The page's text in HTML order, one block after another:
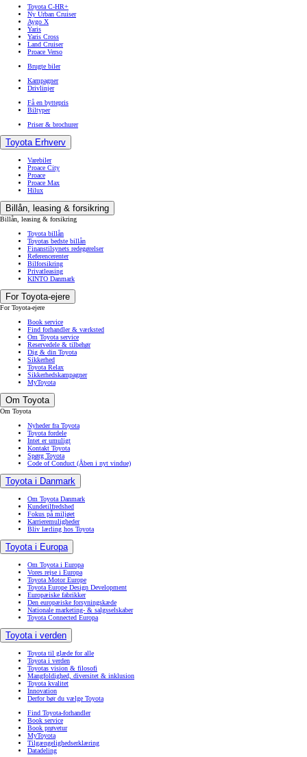
Toyota C-HR+
Ny Urban Cruiser
Aygo X
Yaris
Yaris Cross
Land Cruiser
Proace Verso
Brugte biler
Kampagner
Drivlinjer
Få en byttepris
Biltyper
Priser & brochurer
Toyota Erhverv
Varebiler
Proace City
Proace
Proace Max
Hilux
Billån, leasing & forsikring
Billån, leasing & forsikring
Toyota billån
Toyotas bedste billån
Finanstilsynets redegørelser
Referencerenter
Bilforsikring
Privatleasing
KINTO Danmark
For Toyota-ejere
For Toyota-ejere
Book service
Find forhandler & værksted
Om Toyota service
Reservedele & tilbehør
Dig & din Toyota
Sikkerhed
Toyota Relax
Sikkerhedskampagner
MyToyota
Om Toyota
Om Toyota
Nyheder fra Toyota
Toyota fordele
Intet er umuligt
Kontakt Toyota
Spørg Toyota
Code of Conduct (Åben i nyt vindue)
Toyota i Danmark
Om Toyota Danmark
Kundetilfredshed
Fokus på miljøet
Karrieremuligheder
Bliv lærling hos Toyota
Toyota i Europa
Om Toyota i Europa
Vores rejse i Europa
Toyota Motor Europe
Toyota Europe Design Development
Europæiske fabrikker
Den europæiske forsyningskæde
Nationale marketing- & salgsselskaber
Toyota Connected Europa
Toyota i verden
Toyota til glæde for alle
Toyota i verden
Toyotas vision & filosofi
Mangfoldighed, diversitet & inklusion
Toyota kvalitet
Innovation
Derfor bør du vælge Toyota
Find Toyota-forhandler
Book service
Book prøvetur
MyToyota
Tilgængelighedserklæring
Datadeling